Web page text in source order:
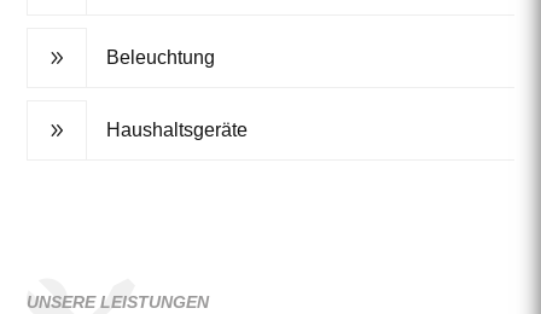
9 Beleuchtung
9 Haushaltsgeräte
UNSERE LEISTUNGEN